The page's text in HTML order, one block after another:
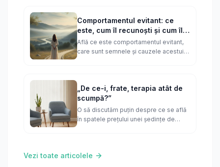
Comportamentul evitant: ce
este, cum îl recunoști și cum îl
gestionezi
Află ce este comportamentul evitant,
care sunt semnele și cauzele acestuia,
„De ce-i, frate, terapia atât de
scumpă?”
O să discutăm puțin despre ce se află
în spatele prețului unei ședințe de
Vezi toate articolele